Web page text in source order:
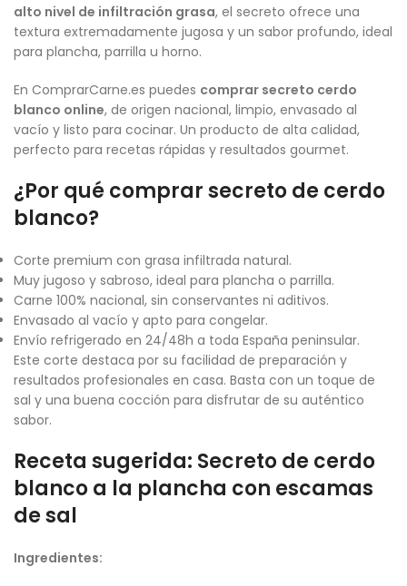
alto nivel de infiltración grasa, el secreto ofrece una
textura extremadamente jugosa y un sabor profundo, ideal
para plancha, parrilla u horno.
En ComprarCarne.es puedes comprar secreto cerdo
blanco online, de origen nacional, limpio, envasado al
vacío y listo para cocinar. Un producto de alta calidad,
perfecto para recetas rápidas y resultados gourmet.
¿Por qué comprar secreto de cerdo
blanco?
Corte premium con grasa infiltrada natural.
Muy jugoso y sabroso, ideal para plancha o parrilla.
Carne 100% nacional, sin conservantes ni aditivos.
Envasado al vacío y apto para congelar.
Envío refrigerado en 24/48h a toda España peninsular.
Este corte destaca por su facilidad de preparación y
resultados profesionales en casa. Basta con un toque de
sal y una buena cocción para disfrutar de su auténtico
sabor.
Receta sugerida: Secreto de cerdo
blanco a la plancha con escamas
de sal
Ingredientes: